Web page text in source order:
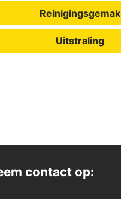
Reinigingsgemak
Uitstraling
contact op: